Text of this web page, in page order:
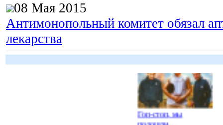
08 Мая 2015
Антимонопольный комитет обязал
лекарства
Гоп-стоп, мы
подошли...